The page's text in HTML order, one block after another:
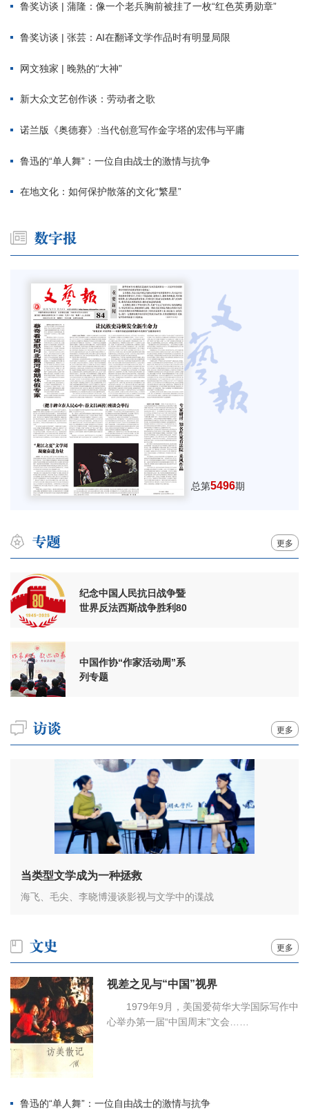
鲁奖访谈 | 蒲隆：像一个老兵胸前被挂了一枚“红色英勇勋章”
鲁奖访谈 | 张芸：AI在翻译文学作品时有明显局限
网文独家 | 晚熟的“大神”
新大众文艺创作谈：劳动者之歌
诺兰版《奥德赛》:当代创意写作金字塔的宏伟与平庸
鲁迅的“单人舞”：一位自由战士的激情与抗争
在地文化：如何保护散落的文化“繁星”
总第5496期
更多
纪念中国人民抗日战争暨
世界反法西斯战争胜利80
中国作协“作家活动周”系
列专题
更多
当类型文学成为一种拯救
海飞、毛尖、李晓博漫谈影视与文学中的谍战
更多
视差之见与“中国”视界
1979年9月，美国爱荷华大学国际写作中
心举办第一届“中国周末”文会……
鲁迅的“单人舞”：一位自由战士的激情与抗争